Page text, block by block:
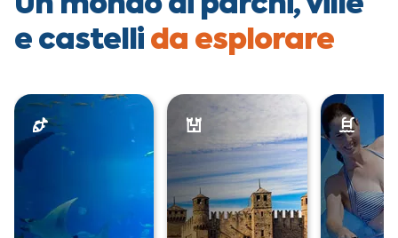
e castelli da esplorare